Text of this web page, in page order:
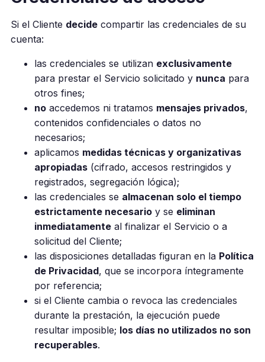
Si el Cliente decidecompartir las credenciales de su
cuenta:
las credenciales se utilizan exclusivamente
para prestar el Servicio solicitado y nunca para
otros fines;
noaccedemos ni tratamos mensajes privados,
contenidos confidenciales o datos no
necesarios;
aplicamos medidas técnicas y organizativas
apropiadas(cifrado, accesos restringidos y
registrados, segregación lógica);
las credenciales se almacenan solo el tiempo
estrictamente necesarioy se eliminan
inmediatamenteal finalizar el Servicio o a
solicitud del Cliente;
las disposiciones detalladas figuran en la Política
de Privacidad, que se incorpora íntegramente
por referencia;
si el Cliente cambia o revoca las credenciales
durante la prestación, la ejecución puede
resultar imposible; los días no utilizados no son
recuperables.